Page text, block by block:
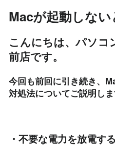
Macが起動しな
こんにちは、パソコ
前店です。
今回も前回に引き続き、
対処法についてご説明しま
・不要な電力を放電する